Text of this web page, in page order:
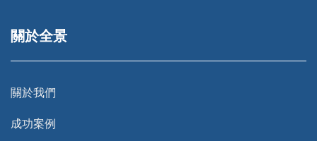
關於全景
關於我們
成功案例